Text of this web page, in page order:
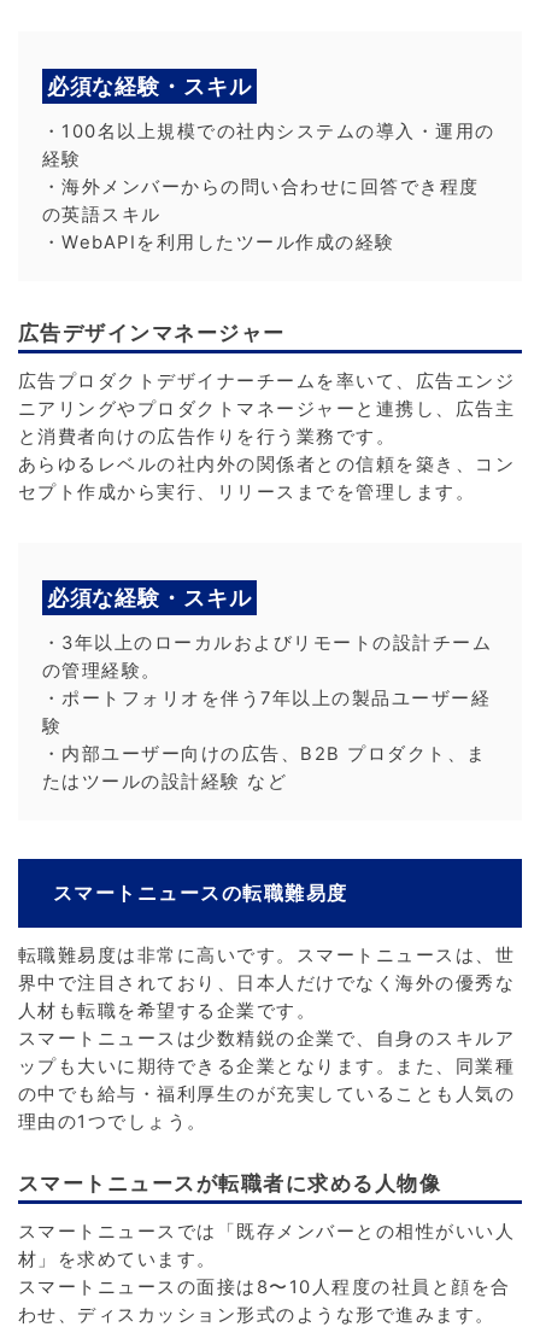
必須な経験・スキル
・100名以上規模での社内システムの導入・運用の
経験
・海外メンバーからの問い合わせに回答でき程度
の英語スキル
・WebAPIを利用したツール作成の経験
広告デザインマネージャー
広告プロダクトデザイナーチームを率いて、広告エンジ
ニアリングやプロダクトマネージャーと連携し、広告主
と消費者向けの広告作りを行う業務です。
あらゆるレベルの社内外の関係者との信頼を築き、コン
セプト作成から実行、リリースまでを管理します。
必須な経験・スキル
・3年以上のローカルおよびリモートの設計チーム
の管理経験。
・ポートフォリオを伴う7年以上の製品ユーザー経
験
・内部ユーザー向けの広告、B2B プロダクト、ま
たはツールの設計経験 など
スマートニュースの転職難易度
転職難易度は非常に高いです。スマートニュースは、世
界中で注目されており、日本人だけでなく海外の優秀な
人材も転職を希望する企業です。
スマートニュースは少数精鋭の企業で、自身のスキルア
ップも大いに期待できる企業となります。また、同業種
の中でも給与・福利厚生のが充実していることも人気の
理由の1つでしょう。
スマートニュースが転職者に求める人物像
スマートニュースでは「既存メンバーとの相性がいい人
材」を求めています。
スマートニュースの面接は8〜10人程度の社員と顔を合
わせ、ディスカッション形式のような形で進みます。